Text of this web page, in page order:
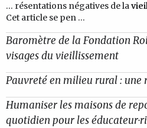
... résentations négatives de la
Cet article se pen ...
Baromètre de la Fondation
visages du vieillissement
Pauvreté en milieu rural : une
Humaniser les maisons de
quotidien pour les